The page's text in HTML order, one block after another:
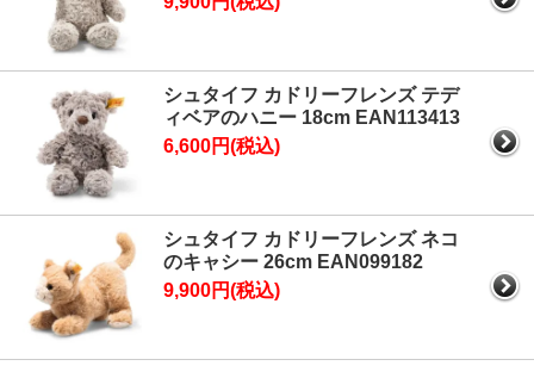
シュタイフ カドリーフレンズ テデ
ィベアのハニー 18cm EAN113413
6,600円(税込)
シュタイフ カドリーフレンズ ネコ
のキャシー 26cm EAN099182
9,900円(税込)